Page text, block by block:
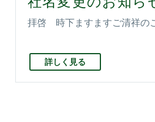
拝啓 時下ますますご清祥の
詳しく見る